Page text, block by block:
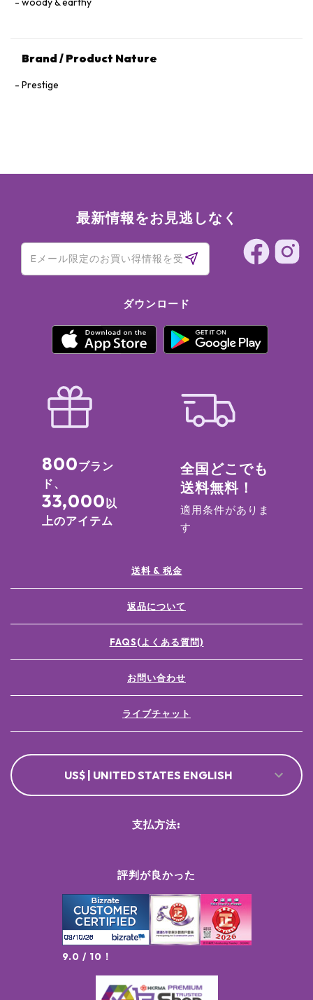
Brand / Product Nature
Prestige
最新情報をお見逃しなく
ダウンロード
800ブラン
ド、
33,000以
上のアイテム
全国どこでも
送料無料！
適用条件がありま
す
送料 & 税金
返品について
FAQS(よくある質問)
お問い合わせ
ライブチャット
US$ | UNITED STATES ENGLISH
評判が良かった
9.0 / 10！
支払方法: